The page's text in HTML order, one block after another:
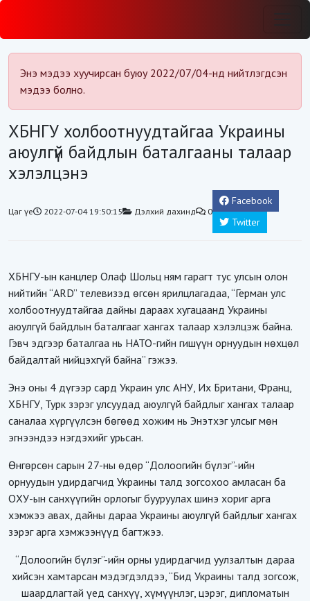
Энэ мэдээ хуучирсан буюу 2022/07/04-нд нийтлэгдсэн
мэдээ болно.
ХБНГУ холбоотнуудтайгаа Украины
аюулгүй байдлын баталгааны талаар
хэлэлцэнэ
Цаг үе 2022-07-04 19:50:15 Дэлхий дахинд 0
Facebook
Twitter
ХБНГУ-ын канцлер Олаф Шольц ням гарагт тус улсын олон
нийтийн “ARD” телевизэд өгсөн ярилцлагадаа, “Герман улс
холбоотнуудтайгаа дайны дараах хугацаанд Украины
аюулгүй байдлын баталгааг хангах талаар хэлэлцэж байна.
Гэвч эдгээр баталгаа нь НАТО-гийн гишүүн орнуудын нөхцөл
байдалтай нийцэхгүй байна” гэжээ.
Энэ оны 4 дүгээр сард Украин улс АНУ, Их Британи, Франц,
ХБНГУ, Турк зэрэг улсуудад аюулгүй байдлыг хангах талаар
саналаа хүргүүлсэн бөгөөд хожим нь Энэтхэг улсыг мөн
эгнээндээ нэгдэхийг урьсан.
Өнгөрсөн сарын 27-ны өдөр “Долоогийн бүлэг”-ийн
орнуудын удирдагчид Украины талд зогсохоо амласан ба
ОХУ-ын санхүүгийн орлогыг бууруулах шинэ хориг арга
хэмжээ авах, дайны дараа Украины аюулгүй байдлыг хангах
зэрэг арга хэмжээнүүд багтжээ.
“Долоогийн бүлэг”-ийн орны удирдагчид уулзалтын дараа
хийсэн хамтарсан мэдэгдэлдээ, “Бид Украины талд зогсож,
шаардлагтай үед санхүү, хүмүүнлэг, цэрэг, дипломатын